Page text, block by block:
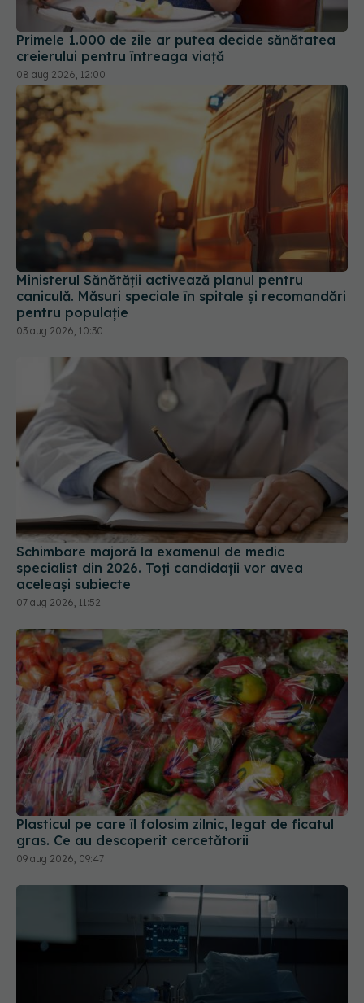
08 aug 2026, 12:00
Ministerul Sănătății activează planul pentru
caniculă. Măsuri speciale în spitale și recomandări
pentru populație
03 aug 2026, 10:30
Schimbare majoră la examenul de medic
specialist din 2026. Toți candidații vor avea
aceleași subiecte
07 aug 2026, 11:52
Plasticul pe care îl folosim zilnic, legat de ficatul
gras. Ce au descoperit cercetătorii
09 aug 2026, 09:47